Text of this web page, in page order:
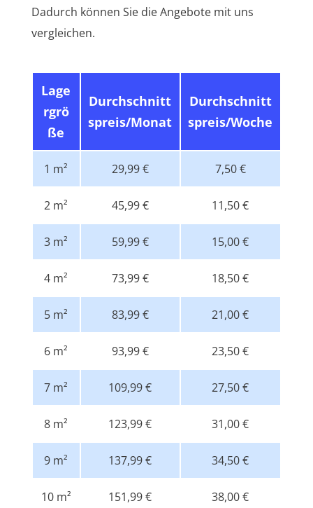
Dadurch können Sie die Angebote mit uns
vergleichen.
Lage
rgrö
ße
Durchschnitt
spreis/Monat
Durchschnitt
spreis/Woche
1 m² 29,99 € 7,50 €
2 m² 45,99 € 11,50 €
3 m² 59,99 € 15,00 €
4 m² 73,99 € 18,50 €
5 m² 83,99 € 21,00 €
6 m² 93,99 € 23,50 €
7 m² 109,99 € 27,50 €
8 m² 123,99 € 31,00 €
9 m² 137,99 € 34,50 €
10 m² 151,99 € 38,00 €